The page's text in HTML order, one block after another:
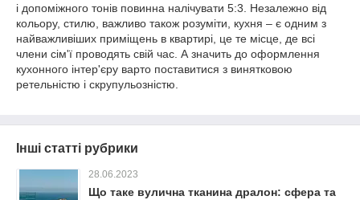
і допоміжного тонів повинна налічувати 5:3. Незалежно від
кольору, стилю, важливо також розуміти, кухня – є одним з
найважливіших приміщень в квартирі, це те місце, де всі
члени сім'ї проводять свій час. А значить до оформлення
кухонного інтер'єру варто поставитися з винятковою
ретельністю і скрупульозністю.
Інші статті рубрики
28.06.2023
Що таке вулична тканина дралон: сфера та